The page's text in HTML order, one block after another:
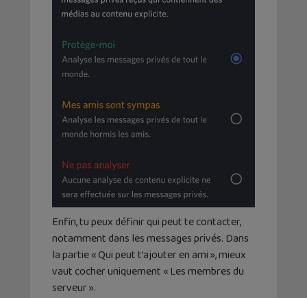
Enfin, tu peux définir qui peut te contacter,
notamment dans les messages privés. Dans
la partie « Qui peut t’ajouter en ami », mieux
vaut cocher uniquement « Les membres du
serveur ».